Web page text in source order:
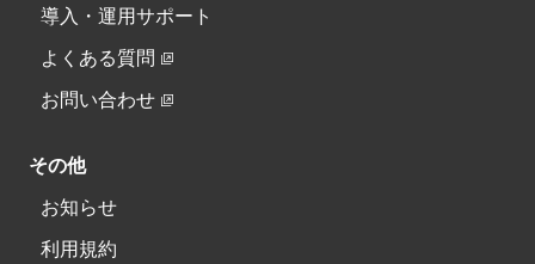
導入・運用サポート
よくある質問
お問い合わせ
その他
お知らせ
利用規約